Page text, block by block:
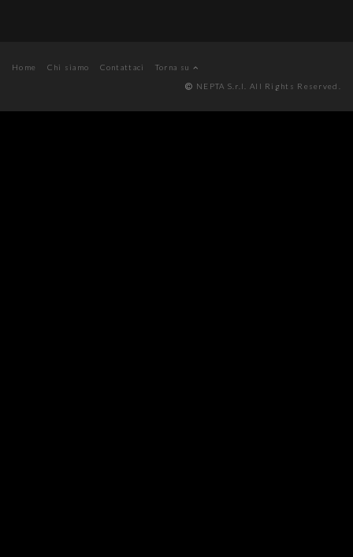
Home Chi siamo Contattaci
Torna su
NEPTA S.r.l. All Rights Reserved.